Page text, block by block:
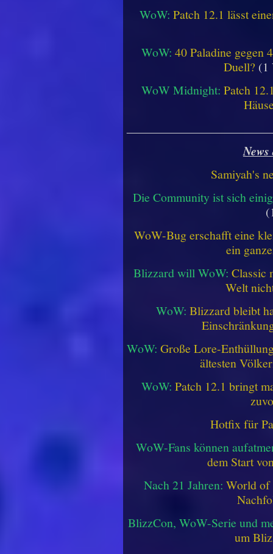
WoW: Patch 12.1 lässt
WoW: 40 Paladine gegen
Duell? (1
WoW Midnight: Patch
Samiyah's
Die Community ist sich
WoW-Bug erschafft eine
ein
Blizzard will WoW: Classic
Welt
WoW: Blizzard bleibt
WoW: Große Lore-
ältesten
WoW: Patch 12.1 bringt
Hotfix für
WoW-Fans können
dem Start
Nach 21 Jahren: World of
BlizzCon, WoW-Serie und
um